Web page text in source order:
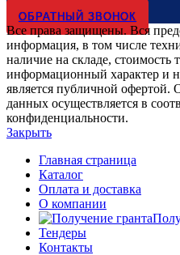
ОБРАТНЫЙ ЗВОНОК
Все права защищены. Вся
информация, в том числе
наличие на складе, стоимость
информационный характер и
является публичной офертой.
данных осуществляется в
конфиденциальности.
Закрыть
Главная страница
Каталог
Оплата и доставка
О компании
Тендеры
Контакты